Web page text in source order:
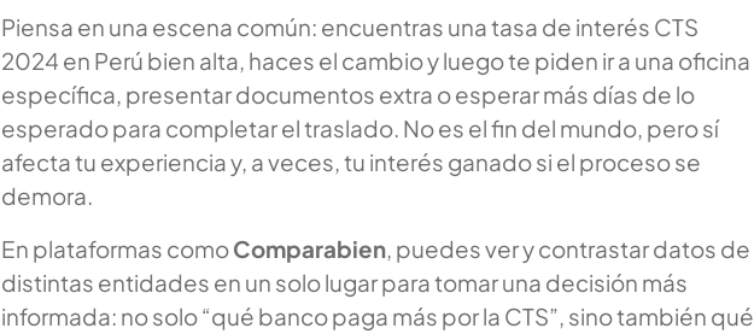
Piensa en una escena común: encuentras una tasa de interés CTS
2024 en Perú bien alta, haces el cambio y luego te piden ir a una oficina
específica, presentar documentos extra o esperar más días de lo
esperado para completar el traslado. No es el fin del mundo, pero sí
afecta tu experiencia y, a veces, tu interés ganado si el proceso se
demora.
En plataformas comoComparabien, puedes ver y contrastar datos de
distintas entidades en un solo lugar para tomar una decisión más
informada: no solo “qué banco paga más por la CTS”, sino también qué